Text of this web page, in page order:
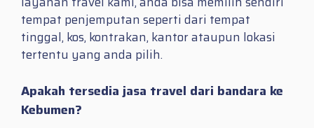
tempat penjemputan seperti dari tempat
tinggal, kos, kontrakan, kantor ataupun lokasi
tertentu yang anda pilih.
Apakah tersedia jasa travel dari bandara ke
Kebumen?